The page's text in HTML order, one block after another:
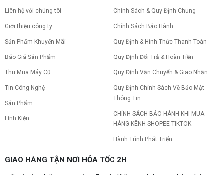
Liên hệ với chúng tôi
Giới thiệu công ty
Sản Phẩm Khuyến Mãi
Báo Giá Sản Phẩm
Thu Mua Máy Cũ
Tin Công Nghệ
Sản Phẩm
Linh Kiện
Chính Sách & Quy Định Chung
Chính Sách Bảo Hành
Quy Định & Hình Thức Thanh Toán
Quy Định Đổi Trả & Hoàn Tiền
Quy Định Vận Chuyển & Giao Nhận
Quy Định Chính Sách Về Bảo Mật
Thông Tin
CHÍNH SÁCH BẢO HÀNH KHI MUA
HÀNG KÊNH SHOPEE TIKTOK
Hành Trình Phát Triển
GIAO HÀNG TẬN NƠI HỎA TỐC 2H